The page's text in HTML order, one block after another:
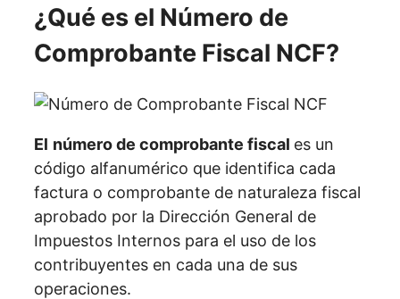
¿Qué es el Número de
Comprobante Fiscal NCF?
El número de comprobante fiscal es un
código alfanumérico que identifica cada
factura o comprobante de naturaleza fiscal
aprobado por la Dirección General de
Impuestos Internos para el uso de los
contribuyentes en cada una de sus
operaciones.